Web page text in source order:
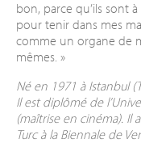
bon, parce qu’ils sont
pour tenir dans mes
comme un organe de
mêmes. »
Né en 1971 à Istanbul
Il est diplômé de
(maîtrise en cinéma). Il
Turc à la Biennale de